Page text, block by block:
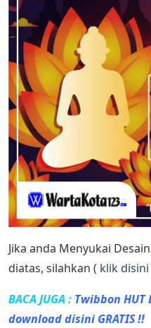
Jika anda Menyukai Desain
diatas, silahkan ( klik disini
BACA JUGA : Twibbon
download disini GRATIS !!